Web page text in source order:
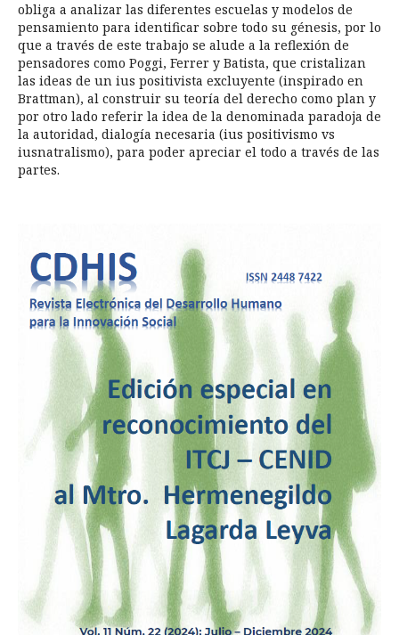
obliga a analizar las diferentes escuelas y modelos de
pensamiento para identificar sobre todo su génesis, por lo
que a través de este trabajo se alude a la reflexión de
pensadores como Poggi, Ferrer y Batista, que cristalizan
las ideas de un ius positivista excluyente (inspirado en
Brattman), al construir su teoría del derecho como plan y
por otro lado referir la idea de la denominada paradoja de
la autoridad, dialogía necesaria (ius positivismo vs
iusnatralismo), para poder apreciar el todo a través de las
partes.